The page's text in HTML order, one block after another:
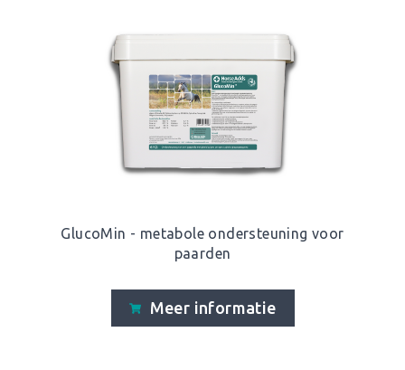
GlucoMin - metabole ondersteuning voor
paarden
Meer informatie